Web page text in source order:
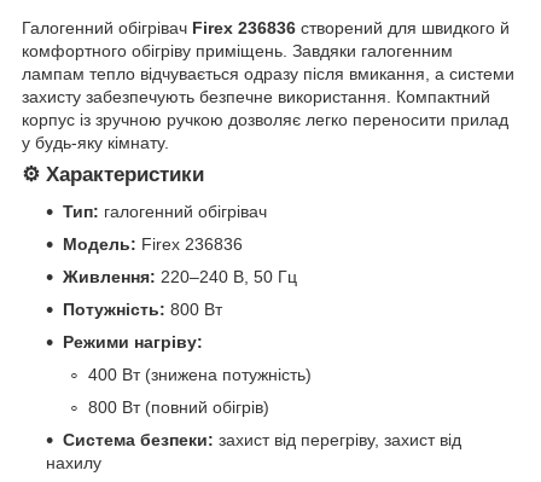
Галогенний обігрівач Firex 236836 створений для швидкого й
комфортного обігріву приміщень. Завдяки галогенним
лампам тепло відчувається одразу після вмикання, а системи
захисту забезпечують безпечне використання. Компактний
корпус із зручною ручкою дозволяє легко переносити прилад
у будь-яку кімнату.
⚙️ Характеристики
Тип: галогенний обігрівач
Модель: Firex 236836
Живлення: 220–240 В, 50 Гц
Потужність: 800 Вт
Режими нагріву:
400 Вт (знижена потужність)
800 Вт (повний обігрів)
Система безпеки: захист від перегріву, захист від
нахилу